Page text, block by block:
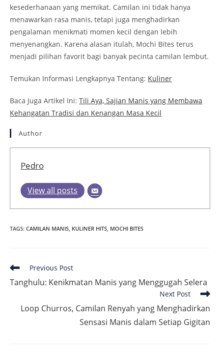
kesederhanaan yang memikat. Camilan ini tidak hanya
menawarkan rasa manis, tetapi juga menghadirkan
pengalaman menikmati momen kecil dengan lebih
menyenangkan. Karena alasan itulah, Mochi Bites terus
menjadi pilihan favorit bagi banyak pecinta camilan lembut.
Temukan Informasi Lengkapnya Tentang: Kuliner
Baca Juga Artikel Ini: Tili Aya, Sajian Manis yang Membawa
Kehangatan Tradisi dan Kenangan Masa Kecil
Author
Pedro
View all posts
TAGS: CAMILAN MANIS KULINER HITS MOCHI BITES
Read
articles
Previous Post
Tanghulu: Kenikmatan Manis yang Menggugah Selera
Next Post
Loop Churros, Camilan Renyah yang Menghadirkan
Sensasi Manis dalam Setiap Gigitan